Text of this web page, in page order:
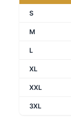
S
M
L
XL
XXL
3XL